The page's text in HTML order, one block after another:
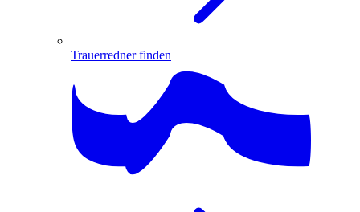
Trauerredner finden